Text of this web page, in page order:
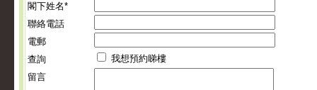
閣下姓名*
聯絡電話
電郵
查詢
我想預約睇樓
留言